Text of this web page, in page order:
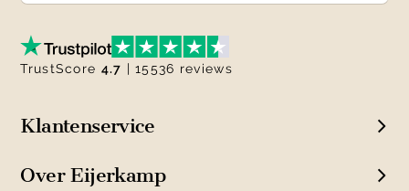
Klantenservice
Over Eijerkamp
TrustScore 4.7 | 15536 reviews